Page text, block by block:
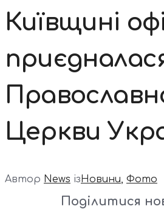
Київщині
Церкви
Автор News ізНовини, Фото
Поділитися